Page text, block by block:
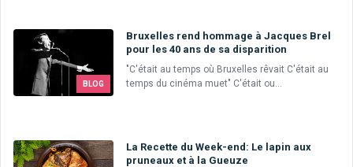
BLOG
Bruxelles rend hommage à Jacques Brel
pour les 40 ans de sa disparition
"C'était au temps où Bruxelles rêvait C'était au
temps du cinéma muet" C'était ou...
La Recette du Week-end: Le lapin aux
pruneaux et à la Gueuze